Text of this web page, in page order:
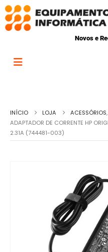
Novos e
INÍCIO LOJA ACESSÓRIOS,
ADAPTADOR DE CORRENTE HP
2.31A (744481-003)